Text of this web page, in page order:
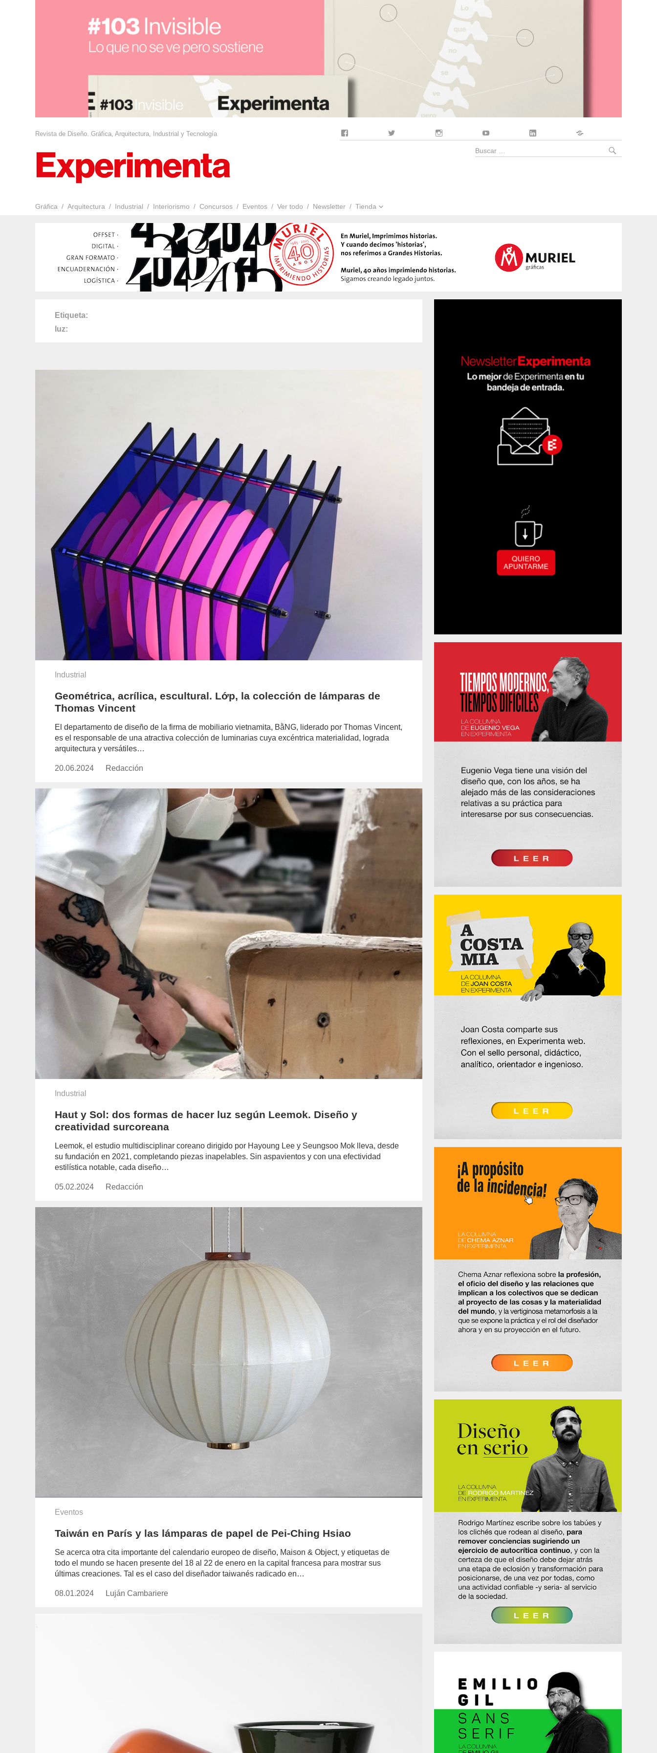
Revista de Diseño. Gráfica, Arquitectura, Industrial y Tecnología
Gráfica Arquitectura Industrial Interiorismo Concursos Eventos Ver todo Newsletter Tienda
Buscar
Etiqueta
luz
Industrial
Geométrica, acrílica, escultural. Lớp, la colección de lámparas de
Thomas Vincent
El departamento de diseño de la firma de mobiliario vietnamita, BằNG, liderado por Thomas Vincent,
es el responsable de una atractiva colección de luminarias cuya excéntrica materialidad, lograda
arquitectura y versátiles…
Publicado
20.06.2024 https://www.experimenta.es/author/redaccion/
Redacción
Industrial
Haut y Sol: dos formas de hacer luz según Leemok. Diseño y
creatividad surcoreana
Leemok, el estudio multidisciplinar coreano dirigido por Hayoung Lee y Seungsoo Mok lleva, desde
su fundación en 2021, completando piezas inapelables. Sin aspavientos y con una efectividad
estilística notable, cada diseño…
Publicado
05.02.2024 https://www.experimenta.es/author/redaccion/
Redacción
Eventos
Taiwán en París y las lámparas de papel de Pei-Ching Hsiao
Se acerca otra cita importante del calendario europeo de diseño, Maison & Object, y etiquetas de
todo el mundo se hacen presente del 18 al 22 de enero en la capital francesa para mostrar sus
últimas creaciones. Tal es el caso del diseñador taiwanés radicado en…
Publicado
08.01.2024
https://www.experimenta.es/author/lujan-
Luján Cambariere